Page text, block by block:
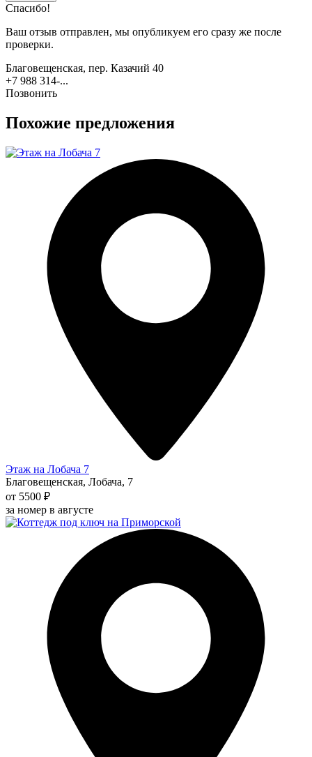
Спасибо!
Ваш отзыв отправлен, мы опубликуем его сразу же после
проверки.
Благовещенская, пер. Казачий 40
+7 988 314-...
Позвонить
Похожие предложения
Этаж на Лобача 7
Благовещенская, Лобача, 7
от 5500 ₽
за номер в августе